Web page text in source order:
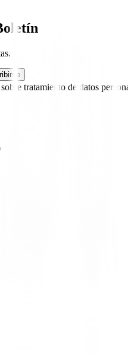
tratamiento de datos